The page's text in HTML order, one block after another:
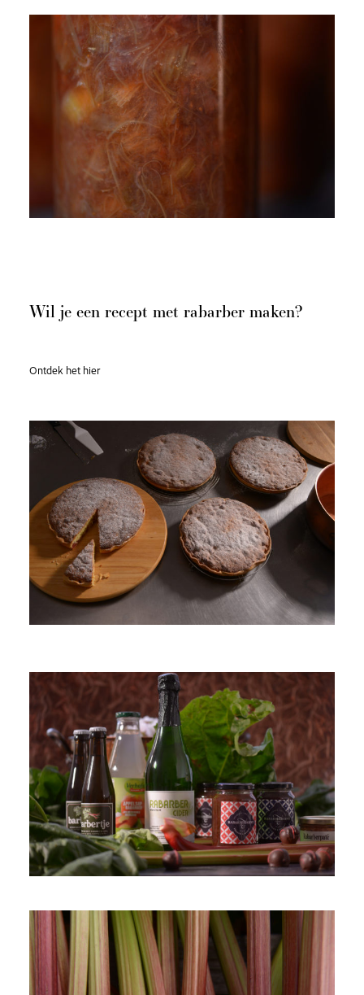
Wil je een recept met rabarber maken?
Ontdek het hier